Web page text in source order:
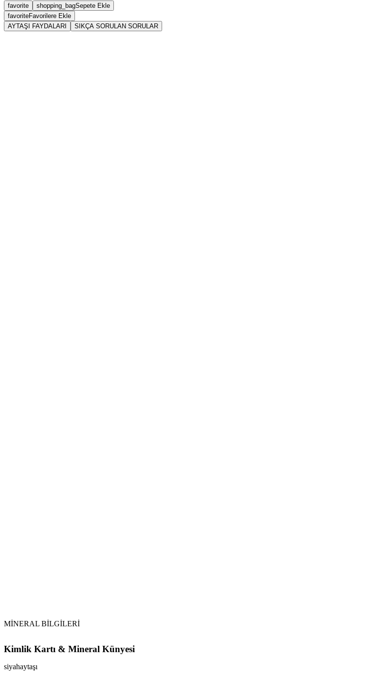
favorite shopping_bagSepete Ekle
favoriteFavorilere Ekle
AYTAŞI FAYDALARI
SIKÇA SORULAN SORULAR
MİNERAL BİLGİLERİ
Kimlik Kartı & Mineral Künyesi
siyahaytaşı